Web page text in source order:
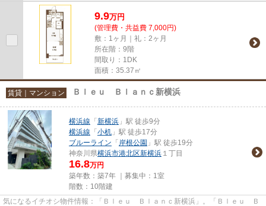
9.9万円
(管理費・共益費 7,000円)
敷：1ヶ月｜礼：2ヶ月
所在階：9階
間取り：1DK
面積：35.37㎡
賃貸｜マンション Ｂｌｅｕ Ｂｌａｎｃ新横浜
横浜線 「 新横浜 」駅 徒歩9分
横浜線 「 小机 」駅 徒歩17分
ブルーライン 「 岸根公園 」駅 徒歩19分
神奈川県横浜市港北区新横浜 １丁目
16.8万円
築年数：築7年 ｜募集中： 1室
階数：10階建
気になるイチオシ物件情報：「Ｂｌｅｕ Ｂｌａｎｃ新横浜」。「Ｂｌｅｕ Ｂ